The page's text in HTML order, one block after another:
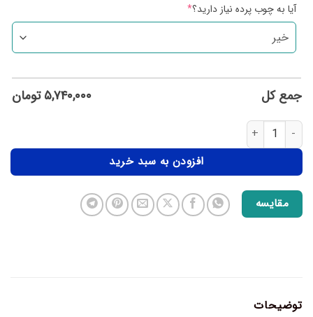
آیا به چوب پرده نیاز دارید؟*
جمع کل ۵,۷۴۰,۰۰۰ تومان
افزودن به سبد خرید
مقایسه
توضیحات